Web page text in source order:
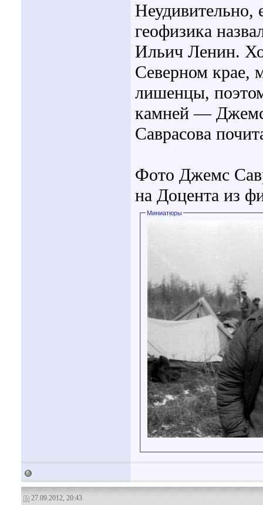
Неудивительно,
геофизика
Ильич Ленин.
Северном крае,
лишенцы,
камней —
Саврасова
Фото Джемс
на Доцента из
Миниатюры
27.09.2012, 20:43